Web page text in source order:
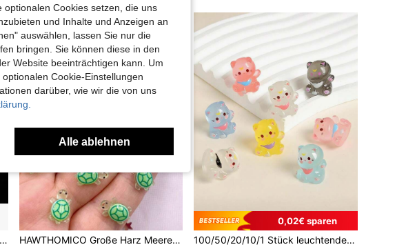
Innenaufbau, 3D gedrucktes Druckentlastungs-ADHS-Spielzeug, überraschende Fantasy-Geschenkidee HAWTHOMICO Große Harz Meeresschildkröten 20 Stücke Leuchtende Mini Harz Tiere, Mini Ozean Dekoration für Garten, Mikro Mooslandschaft, Heimdekoration, Zufällige Farbe
0,02€ sparen
100/50/20/10/1 Stück leuchtende Mini-Harz-Katze, geeignet für Mikro-Landschaft Feengarten Heimdekoration DIY Feengarten, Glasbehälter, Topfpflanzen, Miniatur-Landschafts-Handwerk, Garten, Auto-Innenraum, Party- und Geburtstagsdekoration
Cookies setzen, die uns
und Inhalte und Anzeigen an
auswählen, lassen Sie nur die
bringen. Sie können diese in den
Website beeinträchtigen kann. Um
Cookie-Einstellungen
darüber, wie wir die von uns
Alle ablehnen